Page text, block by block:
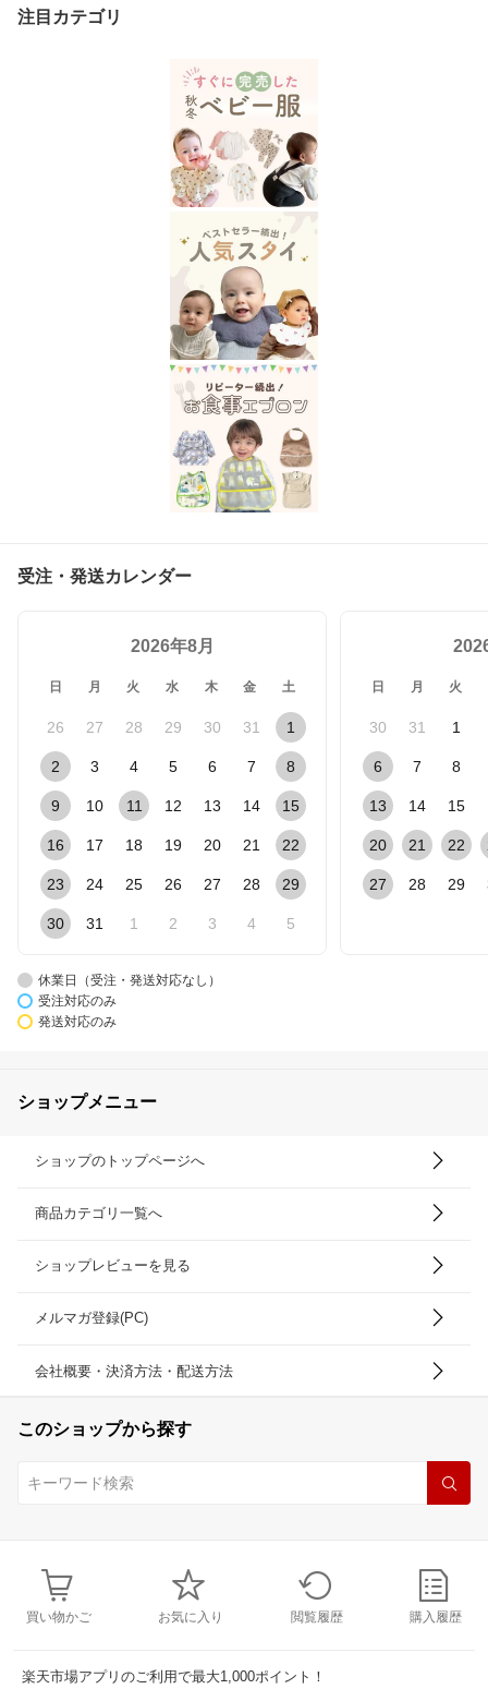
注目カテゴリ
受注・発送カレンダー
2026年8月
日 月 火 水 木 金 土
26 27 28 29 30 31 1
2 3 4 5 6 7 8
9 10 11 12 13 14 15
16 17 18 19 20 21 22
23 24 25 26 27 28 29
30 31 1 2 3 4 5
日 月 火
30 31 1
6 7 8
13 14 15
20 21 22
27 28 29
休業日（受注・発送対応なし）
受注対応のみ
発送対応のみ
ショップメニュー
ショップのトップページへ
商品カテゴリ一覧へ
ショップレビューを見る
メルマガ登録(PC)
会社概要・決済方法・配送方法
このショップから探す
買い物かご お気に入り 閲覧履歴 購入履歴
楽天市場アプリのご利用で最大1,000ポイント！